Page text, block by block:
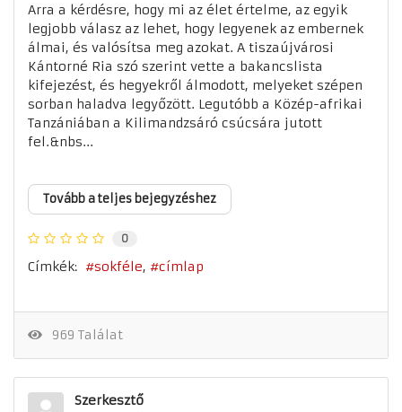
Arra a kérdésre, hogy mi az élet értelme, az egyik
legjobb válasz az lehet, hogy legyenek az embernek
álmai, és valósítsa meg azokat. A tiszaújvárosi
Kántorné Ria szó szerint vette a bakancslista
kifejezést, és hegyekről álmodott, melyeket szépen
sorban haladva legyőzött. Legutóbb a Közép-afrikai
Tanzániában a Kilimandzsáró csúcsára jutott
fel.&nbs...
Tovább a teljes bejegyzéshez
0
Címkék: sokféle címlap
969 Találat
Szerkesztő